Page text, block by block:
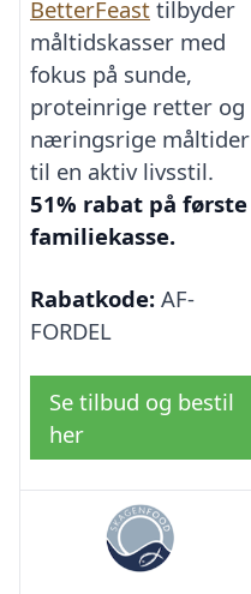
BetterFeast tilbyder
måltidskasser med
fokus på sunde,
proteinrige retter og
næringsrige måltider
til en aktiv livsstil.
51% rabat på første
familiekasse.
Rabatkode: AF-
FORDEL
Se tilbud og bestil
her